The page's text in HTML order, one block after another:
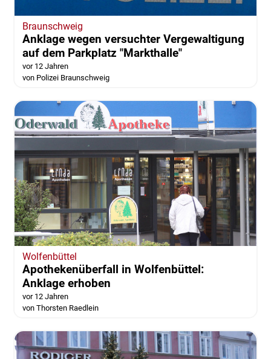
Braunschweig
Anklage wegen versuchter Vergewaltigung
auf dem Parkplatz "Markthalle"
vor 12 Jahren
von Polizei Braunschweig
Wolfenbüttel
Apothekenüberfall in Wolfenbüttel:
Anklage erhoben
vor 12 Jahren
von Thorsten Raedlein